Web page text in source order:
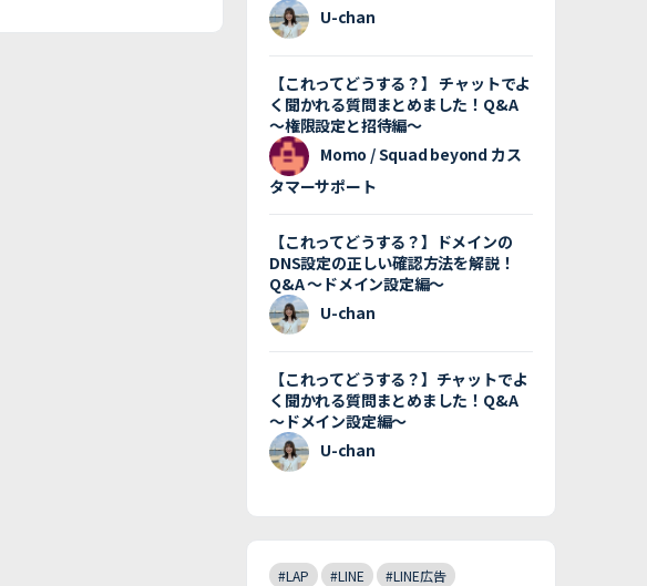
U-chan
【これってどうする？】 チャットでよ
く聞かれる質問まとめました！Q&A
〜権限設定と招待編〜
Momo / Squad beyond カス
タマーサポート
【これってどうする？】ドメインの
DNS設定の正しい確認方法を解説！
Q&A 〜ドメイン設定編〜
U-chan
【これってどうする？】チャットでよ
く聞かれる質問まとめました！Q&A
〜ドメイン設定編〜
U-chan
#LAP #LINE #LINE広告